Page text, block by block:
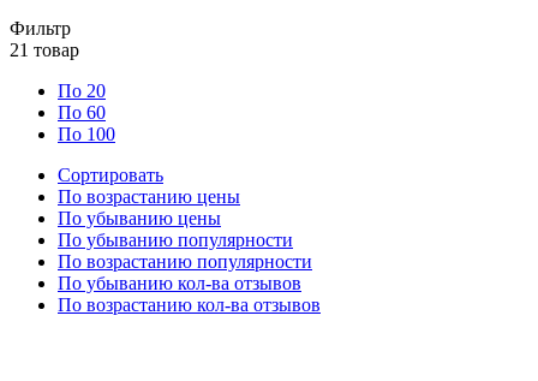
Фильтр
21 товар
По 20
По 60
По 100
Сортировать
По возрастанию цены
По убыванию цены
По убыванию популярности
По возрастанию популярности
По убыванию кол-ва отзывов
По возрастанию кол-ва отзывов